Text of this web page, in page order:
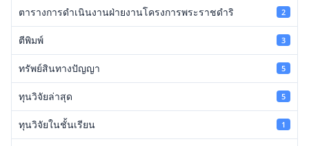
ตารางการดำเนินงานฝ่ายงานโครงการพระราชดำริ 2
ตีพิมพ์ 3
ทรัพย์สินทางปัญญา 5
ทุนวิจัยล่าสุด 5
ทุนวิจัยในชั้นเรียน 1